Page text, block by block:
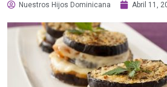
Nuestros Hijos Dominicana Abril 11,